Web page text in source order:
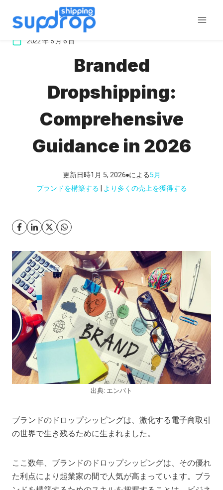
2022 年 5 月 6 日
Branded
Dropshipping:
Comprehensive
Guidance in 2026
更新日時1月 5, 2026 による5月
ブランドを構築する
より多くの売上を獲得する
出典: エンバト
ブランドのドロップシッピングは、激化する電子商取引
の世界で生き残るために生まれました。
ここ数年、ブランドのドロップシッピングは、その優れ
た利点により起業家の間で人気が高まっています。ブラ